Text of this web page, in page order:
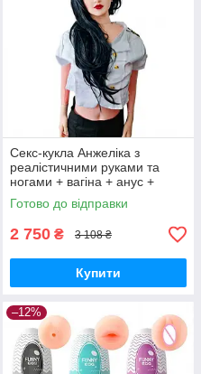
Секс-кукла Анжеліка з
реалістичними руками та
ногами + вагіна + анус +
вібрація + насос + мастило
Готово до відправки
2 750 ₴ 3 108 ₴
Купити
–12%